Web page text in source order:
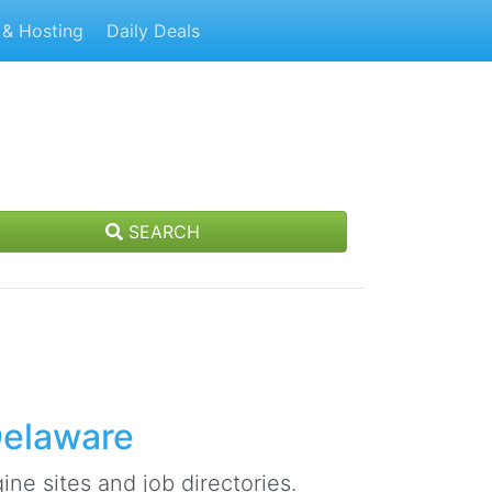
Hosting Daily Deals
SEARCH
sites and job directories.